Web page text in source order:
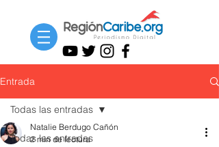
Entrada
Todas las entradas
Todas las entradas
Natalie Berdugo Cañón
2 min de lectura